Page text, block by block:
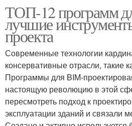
ТОП-12 программ
лучшие
проекта
Современные технологии
консервативные отрасли, такие
Программы для BIM-
настоящую революцию в этой
пересмотреть подход к
эксплуатации зданий и связали